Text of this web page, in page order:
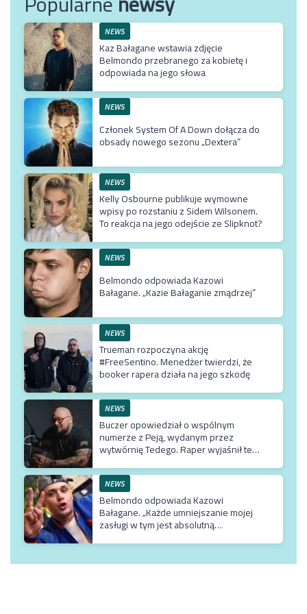
NEWS
Kaz Bałagane wstawia zdjęcie
Belmondo przebranego za kobietę i
odpowiada na jego słowa
NEWS
Członek System Of A Down dołącza do
obsady nowego sezonu „Dextera”
NEWS
Kelly Osbourne publikuje wymowne
wpisy po rozstaniu z Sidem Wilsonem.
To reakcja na jego odejście ze Slipknot?
NEWS
Belmondo odpowiada Kazowi
Bałagane. „Kazie Bałaganie zmądrzej”
NEWS
Trueman rozpoczyna akcję
#FreeSentino. Menedżer twierdzi, że
booker rapera działa na jego szkodę
NEWS
Buczer opowiedział o wspólnym
numerze z Peją, wydanym przez
wytwórnię Tedego. Raper wyjaśnił też
kanału Wielkie Joł
NEWS
Belmondo odpowiada Kazowi
Bałagane. „Każde umniejszanie mojej
zasługi w tym jest absolutną
błąd dosłownie milionów odbiorców”